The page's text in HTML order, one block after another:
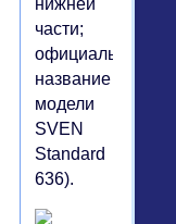
нижней
части;
официальное
название
модели
SVEN
Standard
636).